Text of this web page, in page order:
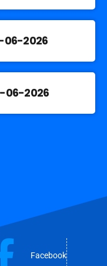
06-2026
06-2026
Facebook